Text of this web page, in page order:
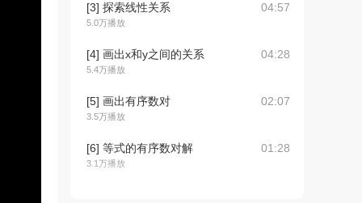
[3] 探索线性关系
5.0万播放
04:57
[4] 画出x和y之间的关系
5.4万播放
04:28
[5] 画出有序数对
3.5万播放
02:07
[6] 等式的有序数对解
3.1万播放
01:28